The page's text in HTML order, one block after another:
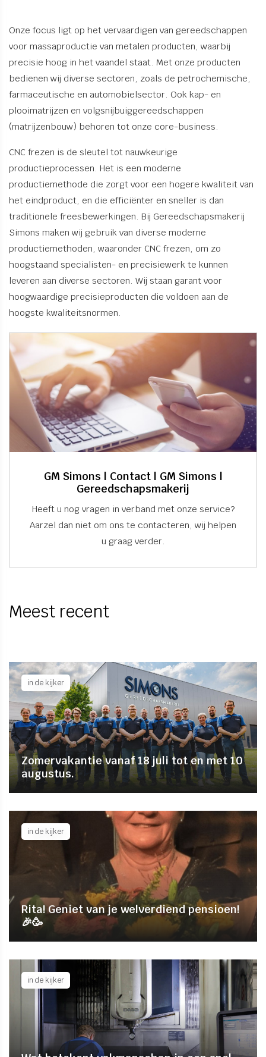
Onze focus ligt op het vervaardigen van gereedschappen
voor massaproductie van metalen producten, waarbij
precisie hoog in het vaandel staat. Met onze producten
bedienen wij diverse sectoren, zoals de petrochemische,
farmaceutische en automobielsector. Ook kap- en
plooimatrijzen en volgsnijbuiggereedschappen
(matrijzenbouw) behoren tot onze core-business.
CNC frezen is de sleutel tot nauwkeurige
productieprocessen. Het is een moderne
productiemethode die zorgt voor een hogere kwaliteit van
het eindproduct, en die efficiënter en sneller is dan
traditionele freesbewerkingen. Bij Gereedschapsmakerij
Simons maken wij gebruik van diverse moderne
productiemethoden, waaronder CNC frezen, om zo
hoogstaand specialisten- en precisiewerk te kunnen
leveren aan diverse sectoren. Wij staan garant voor
hoogwaardige precisieproducten die voldoen aan de
hoogste kwaliteitsnormen.
GM Simons | Contact | GM Simons |
Gereedschapsmakerij
Heeft u nog vragen in verband met onze service?
Aarzel dan niet om ons te contacteren, wij helpen
u graag verder.
Meest recent
Zomervakantie vanaf 18 juli tot en met 10
augustus.
in de kijker
Rita! Geniet van je welverdiend pensioen!
🎉🥳
in de kijker
in de kijker